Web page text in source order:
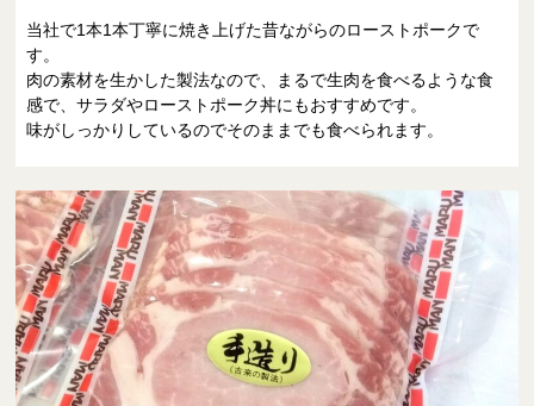
当社で1本1本丁寧に焼き上げた昔ながらのローストポークで
す。
肉の素材を生かした製法なので、まるで生肉を食べるような食
感で、サラダやローストポーク丼にもおすすめです。
味がしっかりしているのでそのままでも食べられます。